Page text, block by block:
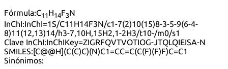
Fórmula:C11 H14F3N
InChI:InChI=1S/C11H14F3N/c1-7(2)10(15)8-3-5-9(6-4-
8)11(12,13)14/h3-7,10H,15H2,1-2H3/t10-/m0/s1
Clave InChI:InChIKey=ZIGRFQVTVOTIOG-JTQLQIEISA-N
SMILES:[C@@H](C(C)C)(N)C1=CC=C(C(F)(F)F)C=C1
Sinónimos: